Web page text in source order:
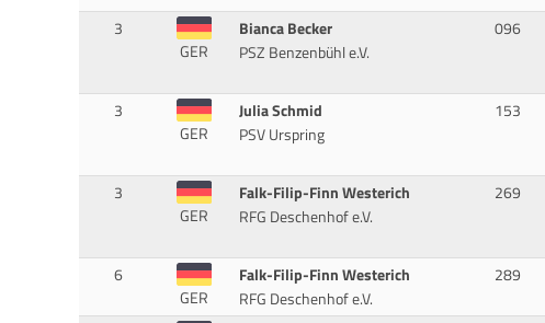
3
GER
Bianca Becker
PSZ Benzenbühl e.V.
096
3
GER
Julia Schmid
PSV Urspring
153
3
GER
Falk-Filip-Finn Westerich
RFG Deschenhof e.V.
269
6
GER
Falk-Filip-Finn Westerich
RFG Deschenhof e.V.
289